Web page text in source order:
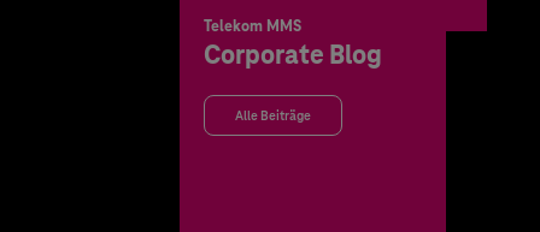
Telekom MMS
Corporate Blog
Alle Beiträge